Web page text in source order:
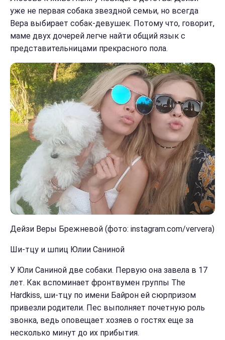
уже не первая собака звездной семьи, но всегда
Вера выбирает собак-девушек. Потому что, говорит,
маме двух дочерей легче найти общий язык с
представительницами прекрасного пола.
Дейзи Веры Брежневой (фото: instagram.com/ververa)
Ши-тцу и шпиц Юлии Саниной
У Юли Саниной две собаки. Первую она завела в 17
лет. Как вспоминает фронтвумен группы The
Hardkiss, ши-тцу по имени Байрон ей сюрпризом
привезли родители. Пес выполняет почетную роль
звонка, ведь оповещает хозяев о гостях еще за
несколько минут до их прибытия.